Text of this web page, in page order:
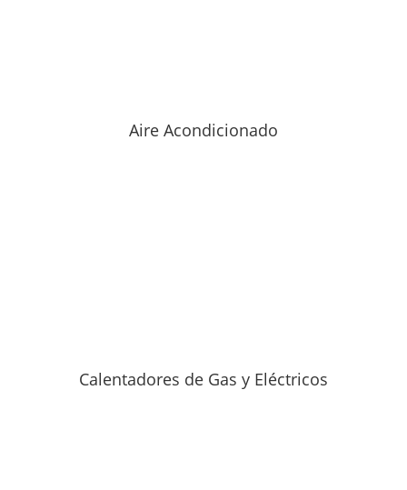
Aire Acondicionado
Calentadores de Gas y Eléctricos